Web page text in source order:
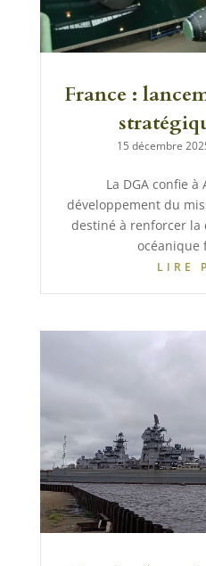
France :
15 décembre
La DGA confie
développement du
destiné à renforcer la
océanique
LIRE